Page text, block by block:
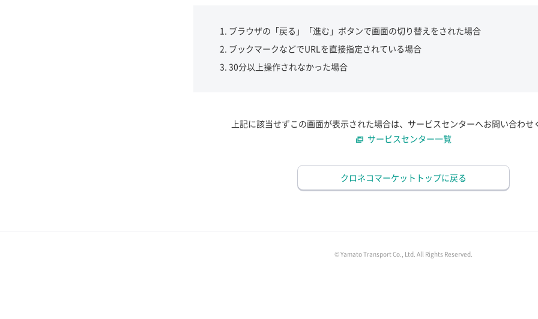
ブラウザの「戻る」「進む」ボタンで画面の切り替えをされた場合
ブックマークなどでURLを直接指定されている場合
30分以上操作されなかった場合
上記に該当せずこの画面が表示された場合は、サービスセンターへお問い合わせ
サービスセンター一覧
クロネコマーケットトップに戻る
© Yamato Transport Co., Ltd. All Rights Reserved.